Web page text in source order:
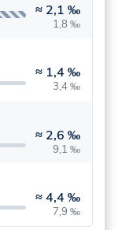
≈ 2,1 ‰
1,8 ‰
≈ 1,4 ‰
3,4 ‰
≈ 2,6 ‰
9,1 ‰
≈4,4 ‰
7,9 ‰